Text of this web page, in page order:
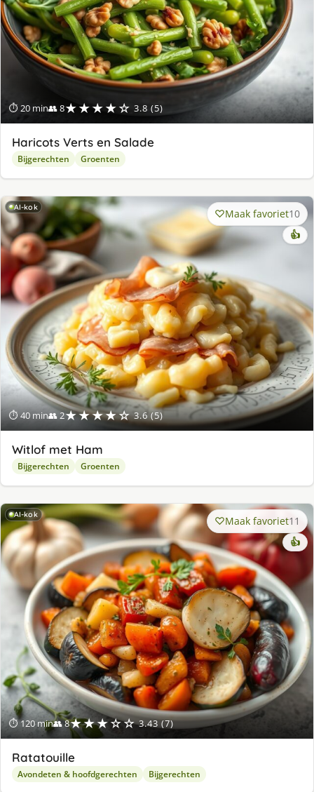
⏱ 20 min👥 8★★★★☆ 3.8 (5)
Haricots Verts en Salade
Bijgerechten Groenten
AI-kok
⏱ 40 min👥 2★★★★☆ 3.6 (5)
Maak favoriet10
👍
Witlof met Ham
Bijgerechten Groenten
AI-kok
⏱ 120 min👥 8★★★☆☆ 3.43 (7)
Maak favoriet11
👍
Ratatouille
Avondeten & hoofdgerechten Bijgerechten